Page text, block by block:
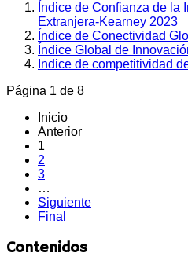
Índice de Confianza de la
Extranjera-Kearney 2023
Índice de Conectividad
Índice Global de
Indice de competitividad
Página 1 de 8
Inicio
Anterior
1
2
3
…
Siguiente
Final
Contenidos